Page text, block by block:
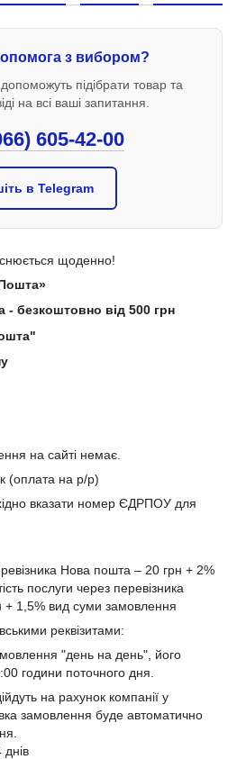
з вибором?
підібрати товар та
на всі ваші запитання.
605-42-00
в Telegram
щоденно!
- безкоштовно від 500 грн
на сайті немає.
(оплата на р/р)
вказати номер ЄДРПОУ для
Нова пошта – 20 грн + 2%
послуги через перевізника
+ 1,5% вид суми замовлення
реквізитами:
"день на день", його
години поточного дня.
на рахунок компанії у
замовлення буде автоматично
днів